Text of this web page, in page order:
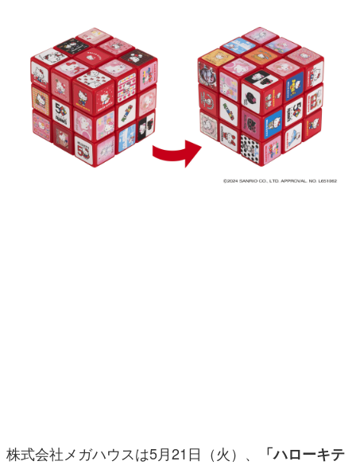
具体的な形から解き明かしていく、硬派で骨太な評論連載
です。
ゲームが変えた日本語
「経験値」「裏技」「ラスボス」… ゲームにまつわる言葉
の起源や用法の変遷を、コンピューター文化史研究家・タ
イニーP氏が徹底調査。
カテゴリ
株式会社メガハウスは5月21日（火）、
「ハローキテ